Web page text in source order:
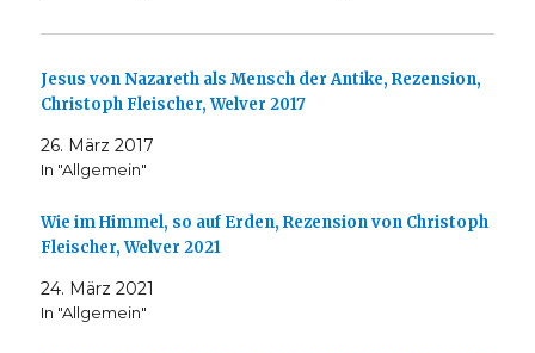
Jesus von Nazareth als Mensch der Antike, Rezension,
Christoph Fleischer, Welver 2017
26. März 2017
In "Allgemein"
Wie im Himmel, so auf Erden, Rezension von Christoph
Fleischer, Welver 2021
24. März 2021
In "Allgemein"